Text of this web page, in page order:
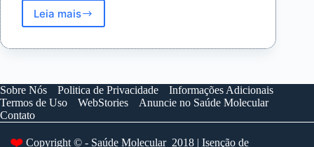
Leia maisShampoo
cetoconazol:
como
usar
Sobre Nós Politica de Privacidade
Informações Adicionais
Termos de Uso
WebStories
Anuncie no Saúde Molecular
Contato
❤️ Copyright © - Saúde Molecular 2018 | Isenção de